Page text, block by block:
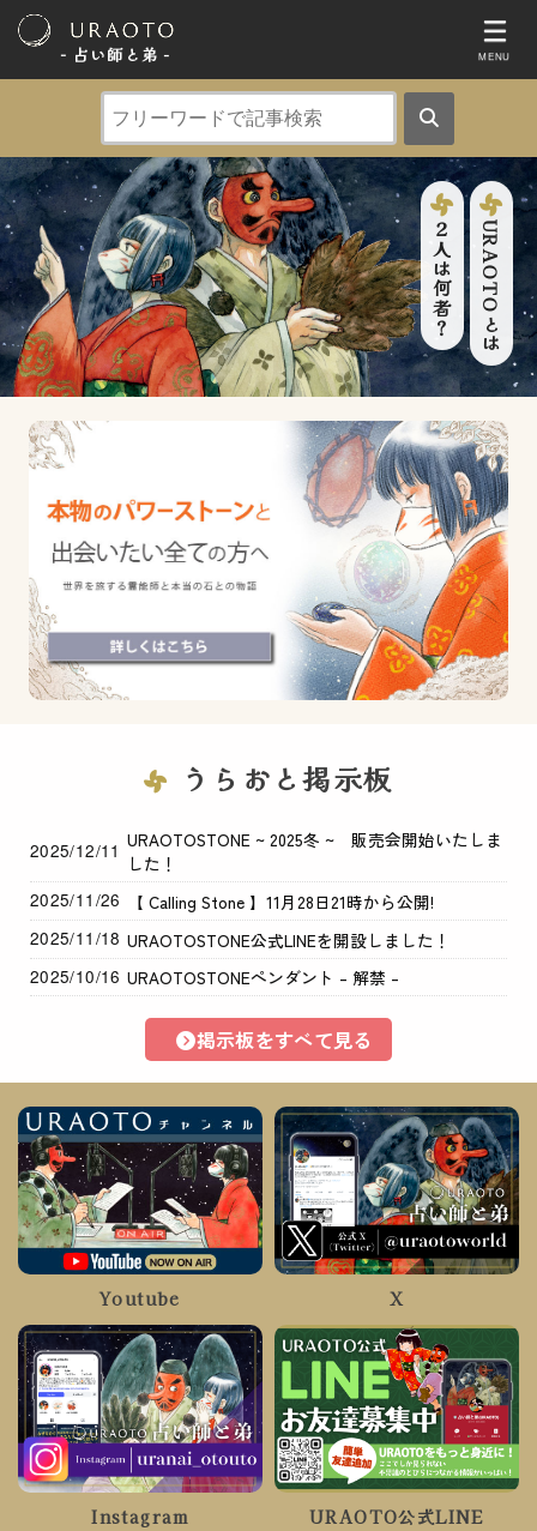
- 占い師と弟 ‐ MENU
２人は何者？ URAOTOとは
うらおと掲示板
2025/12/11 URAOTOSTONE ~ 2025冬 ~ 販売会開始いたしま
した！
2025/11/26
【 Calling Stone 】11月28日21時から公開!
2025/11/18 URAOTOSTONE公式LINEを開設しました！
2025/10/16 URAOTOSTONEペンダント – 解禁 –
掲示板をすべて見る
Youtube X
Instagram URAOTO公式LINE